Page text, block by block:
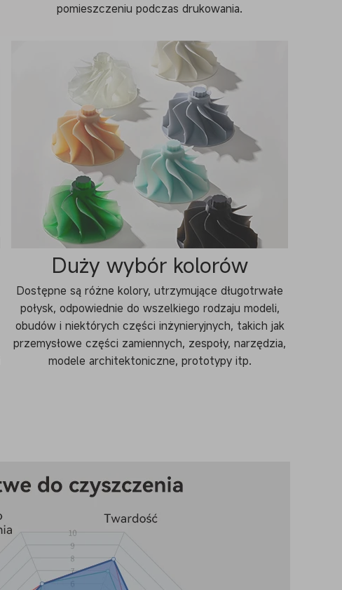
pomieszczeniu podczas drukowania.
Duży wybór kolorów
Dostępne są różne kolory, utrzymujące długotrwałe
połysk, odpowiednie do wszelkiego rodzaju modeli,
obudów i niektórych części inżynieryjnych, takich jak
przemysłowe części zamiennych, zespoły, narzędzia,
modele architektoniczne, prototypy itp.